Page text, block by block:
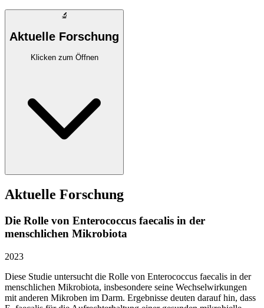
🔬
Aktuelle Forschung
Klicken zum Öffnen
Aktuelle Forschung
Die Rolle von Enterococcus faecalis in der
menschlichen Mikrobiota
2023
Diese Studie untersucht die Rolle von Enterococcus faecalis in der
menschlichen Mikrobiota, insbesondere seine Wechselwirkungen
mit anderen Mikroben im Darm. Ergebnisse deuten darauf hin, dass